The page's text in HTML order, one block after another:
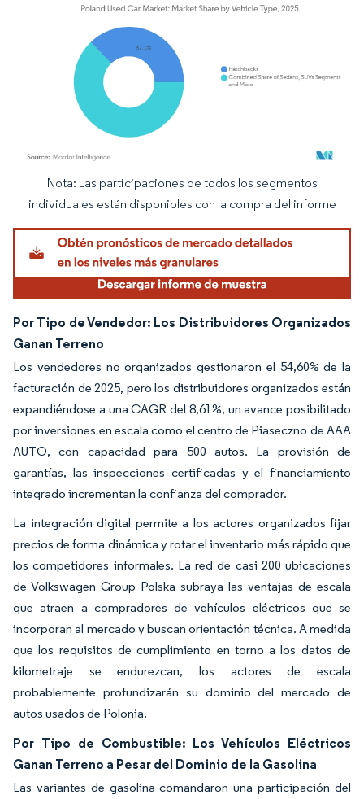
Imagen © Mordor Intelligence. El uso requiere atribución según CC BY 4.0.
Nota: Las participaciones de todos los segmentos
individuales están disponibles con la compra del informe
Por Tipo de Vendedor: Los Distribuidores Organizados
Ganan Terreno
Los vendedores no organizados gestionaron el 54,60% de la
facturación de 2025, pero los distribuidores organizados están
expandiéndose a una CAGR del 8,61%, un avance posibilitado
por inversiones en escala como el centro de Piaseczno de AAA
AUTO, con capacidad para 500 autos. La provisión de
garantías, las inspecciones certificadas y el financiamiento
integrado incrementan la confianza del comprador.
La integración digital permite a los actores organizados fijar
precios de forma dinámica y rotar el inventario más rápido que
los competidores informales. La red de casi 200 ubicaciones
de Volkswagen Group Polska subraya las ventajas de escala
que atraen a compradores de vehículos eléctricos que se
incorporan al mercado y buscan orientación técnica. A medida
que los requisitos de cumplimiento en torno a los datos de
kilometraje se endurezcan, los actores de escala
probablemente profundizarán su dominio del mercado de
autos usados de Polonia.
Por Tipo de Combustible: Los Vehículos Eléctricos
Ganan Terreno a Pesar del Dominio de la Gasolina
Las variantes de gasolina comandaron una participación del